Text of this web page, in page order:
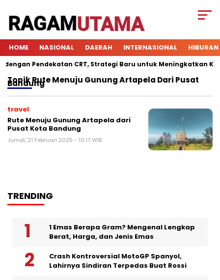
HOME NASIONAL DAERAH INTERNASIONAL HIBURAN
Pendekatan CRT, Strategi Baru untuk Meningkatkan
TopikRute Menuju Gunung Artapela Dari Pusat
Bandung
travel
Rute Menuju Gunung Artapela dari
Pusat Kota Bandung
Jumat, 21 Februari 2025 - 10:17 WIB
TRENDING
1 Emas Berapa Gram? Mengenal Lengkap
Berat, Harga, dan Jenis Emas
Crash Kontroversial MotoGP Spanyol,
Lahirnya Sindiran Terpedas Buat Rossi